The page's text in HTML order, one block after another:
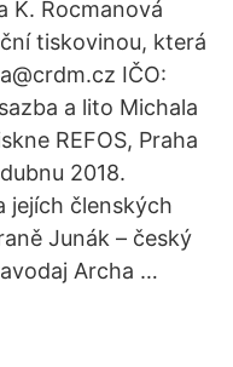
K. Rocmanová
tiskovinou, která
IČO:
a lito Michala
REFOS, Praha
2018.
jejích členských
Junák – český
Archa …